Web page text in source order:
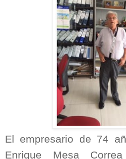
El empresario de 74
Enrique Mesa